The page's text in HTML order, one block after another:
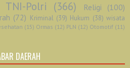
TNI-Polri (366) Religi
(100)
(72) Kriminal (39) Hukum (38) wisata
(15) Ormas (12) PLN (12) Otomotif (11)
DAERAH